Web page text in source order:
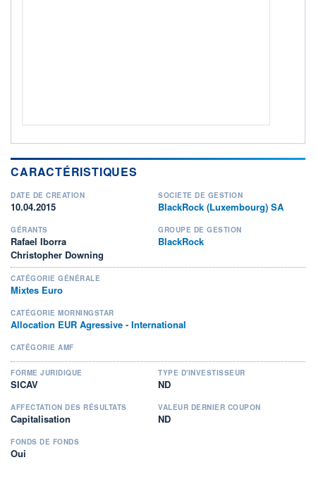
CARACTÉRISTIQUES
DATE DE CRÉATION
10.04.2015
SOCIÉTÉ DE GESTION
BlackRock (Luxembourg) SA
GÉRANTS
Rafael Iborra
Christopher Downing
GROUPE DE GESTION
BlackRock
CATÉGORIE GÉNÉRALE
Mixtes Euro
CATÉGORIE MORNINGSTAR
Allocation EUR Agressive - International
CATÉGORIE AMF
FORME JURIDIQUE
SICAV
TYPE D'INVESTISSEUR
ND
AFFECTATION DES RÉSULTATS
Capitalisation
VALEUR DERNIER COUPON
ND
FONDS DE FONDS
Oui